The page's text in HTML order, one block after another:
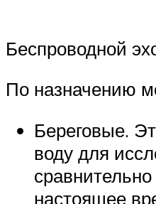
Беспроводной
По назначению
Береговые.
воду для
настоящее